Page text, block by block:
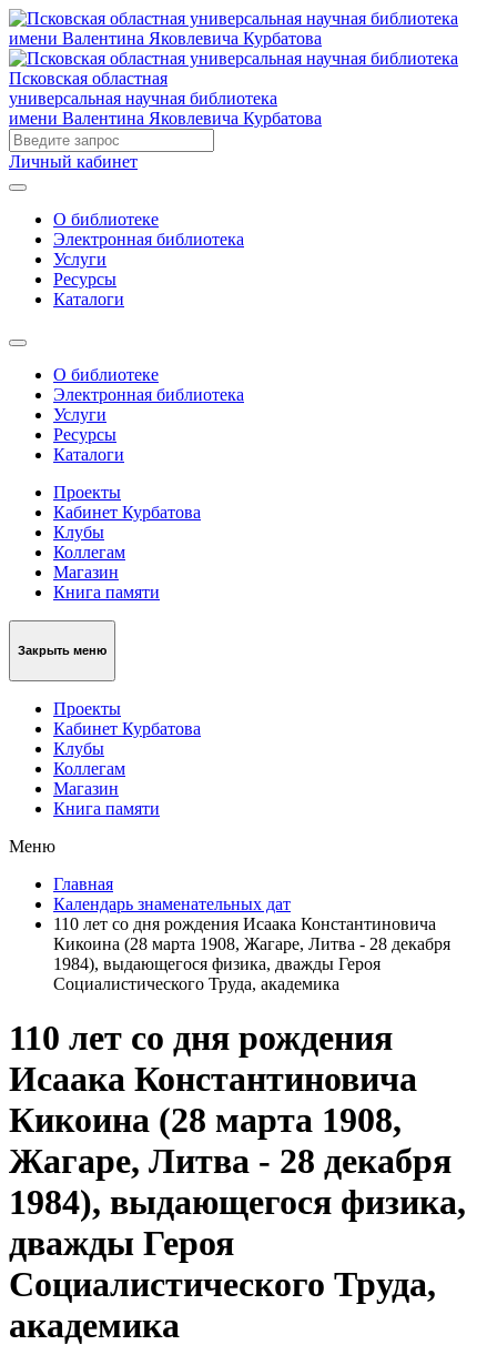
Псковская областная
универсальная научная библиотека
имени Валентина Яковлевича Курбатова
Личный кабинет
О библиотеке
Электронная библиотека
Услуги
Ресурсы
Каталоги
О библиотеке
Электронная библиотека
Услуги
Ресурсы
Каталоги
Проекты
Кабинет Курбатова
Клубы
Коллегам
Магазин
Книга памяти
Закрыть меню
Проекты
Кабинет Курбатова
Клубы
Коллегам
Магазин
Книга памяти
Меню
Главная
Календарь знаменательных дат
110 лет со дня рождения Исаака Константиновича
Кикоина (28 марта 1908, Жагаре, Литва - 28 декабря
1984), выдающегося физика, дважды Героя
Социалистического Труда, академика
110 лет со дня рождения
Исаака Константиновича
Кикоина (28 марта 1908,
Жагаре, Литва - 28 декабря
1984), выдающегося физика,
дважды Героя
Социалистического Труда,
академика